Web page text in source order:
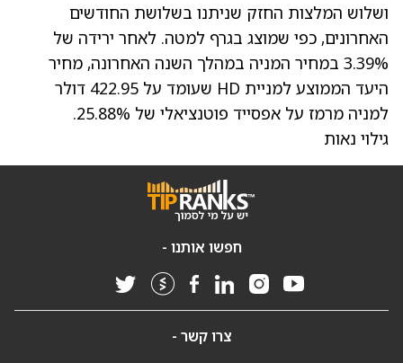
ושלוש המלצות החזק שניתנו בשלושת החודשים
האחרונים, כפי שמוצג בגרף למטה. לאחר ירידה של
3.39% במחיר המניה
במהלך השנה האחרונה, מחיר
היעד הממוצע למניית HD
שעומד על 422.95 דולר
למניה מרמז על אפסייד פוטנציאלי של 25.88%.
גילוי נאות
חפשו אותנו -
צרו קשר -